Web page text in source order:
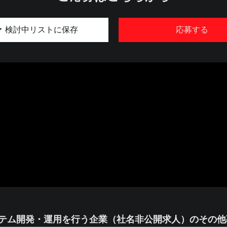
応募する
検討中リストに保存
ム開発・運用を行う企業（社名非公開求人）のその